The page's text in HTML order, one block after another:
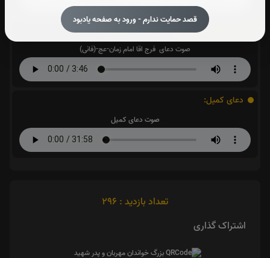
قصد حمایت ندارم - ورود به صفحه یادبود
دعای فرج امام زمان :
صوت دعای فرج اقا امام زمان-عج-(فانی)
دعای کمیل:
صوت دعای کمیل
تعداد بازدید : 296
اشتراک گذاری